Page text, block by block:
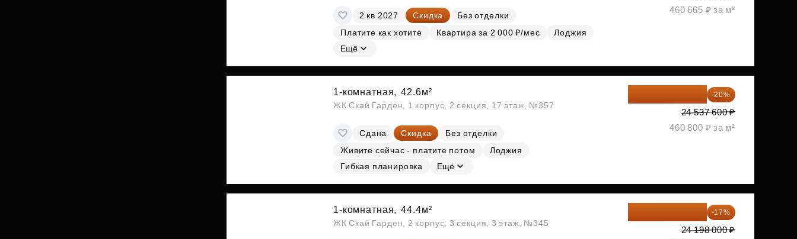
2 кв 2027 Скидка
Без отделки
Платите как хотите
Квартира за 2 000 ₽/мес
Лоджия
Ещё
460 665 ₽ за м²
1-комнатная, 42.6м²
ЖК Скай Гарден, 1 корпус, 2 секция, 17 этаж, №357
Сдана Скидка
Без отделки
Живите сейчас - платите потом
Лоджия
Гибкая планировка
Ещё
-20%
24 537 600 ₽
460 800 ₽ за м²
1-комнатная, 44.4м²
ЖК Скай Гарден, 2 корпус, 3 секция, 3 этаж, №345
-17%
24 198 000 ₽